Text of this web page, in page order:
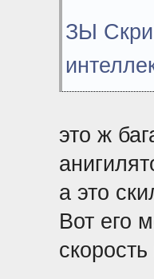
ЗЫ
это ж
а это
Вот его